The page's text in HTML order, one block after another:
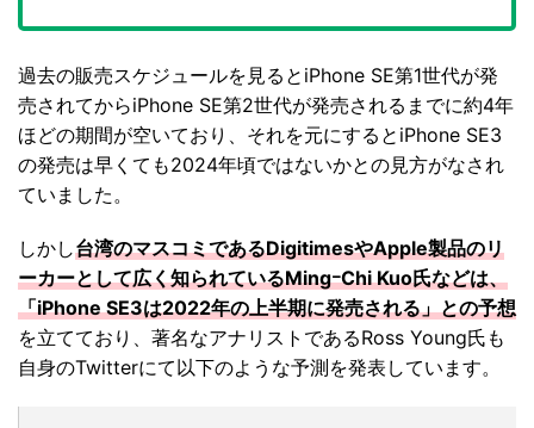
過去の販売スケジュールを見るとiPhone SE第1世代が発
売されてからiPhone SE第2世代が発売されるまでに約4年
ほどの期間が空いており、それを元にするとiPhone SE3
の発売は早くても2024年頃ではないかとの見方がなされ
ていました。
しかし台湾のマスコミであるDigitimesやApple製品のリ
ーカーとして広く知られているMingｰChi Kuo氏などは、
「iPhone SE3は2022年の上半期に発売される」との予想
を立てており、著名なアナリストであるRoss Young氏も
自身のTwitterにて以下のような予測を発表しています。